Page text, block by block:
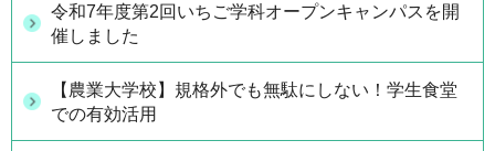
令和7年度第2回いちご学科オープンキャンパスを開
催しました
【農業大学校】規格外でも無駄にしない！学生食堂
での有効活用